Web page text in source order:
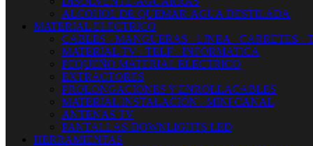
ALCOHOL DE QUEMAR-AGUA DESTILADA
MATERIAL ELECTRICO
CABLES - MANGUERAS - LINEA - CARRETES -
MATERIAL TV - TELF - INFORMATICA
PEQUEÑO MATERIAL ELECTRICO
EXTRACTORES
PROLONGACIONES Y ENROLLACABLES
MATERIAL INSTALACIÓN - MINI CANAL
ANTENAS TV
PANTALLAS-DOWNLIGHTS LED
HERRAMIENTAS